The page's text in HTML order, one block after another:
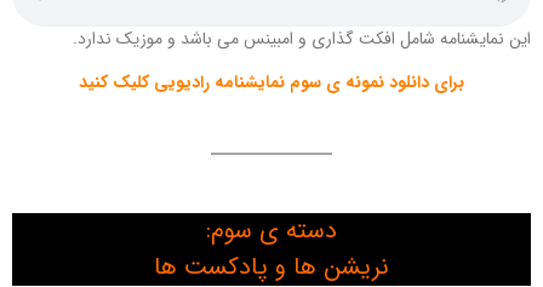
این نمایشنامه شامل افکت گذاری و امبینس می باشد و موزیک ندارد.
برای دانلود نمونه ی سوم نمایشنامه رادیویی کلیک کنید
دسته ی سوم:
نریشن ها و پادکست ها